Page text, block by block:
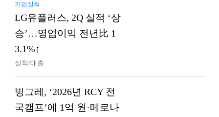
기업실적
LG유플러스, 2Q 실적 ‘상
승’…영업이익 전년比 1
3.1%↑
실적/매출
빙그레, ‘2026년 RCY 전
국캠프’에 1억 원·메로나